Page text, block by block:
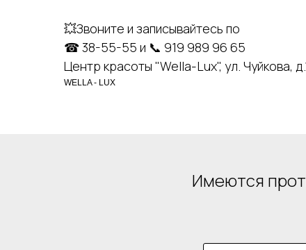
💥Звоните и записывайтесь по
☎ 38-55-55 и 📞 919 989 96 65
Центр красоты "Wella-Lux", ул. Чуйкова,
WELLA - LUX
Имеются